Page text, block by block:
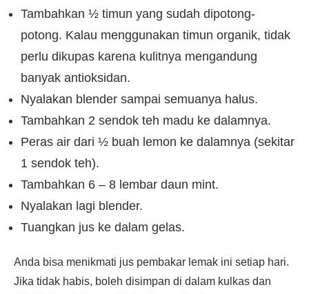
Tambahkan ½ timun yang sudah dipotong-
potong. Kalau menggunakan timun organik, tidak
perlu dikupas karena kulitnya mengandung
banyak antioksidan.
Nyalakan blender sampai semuanya halus.
Tambahkan 2 sendok teh madu ke dalamnya.
Peras air dari ½ buah lemon ke dalamnya (sekitar
1 sendok teh).
Tambahkan 6 – 8 lembar daun mint.
Nyalakan lagi blender.
Tuangkan jus ke dalam gelas.
Anda bisa menikmati jus pembakar lemak ini setiap hari.
Jika tidak habis, boleh disimpan di dalam kulkas dan